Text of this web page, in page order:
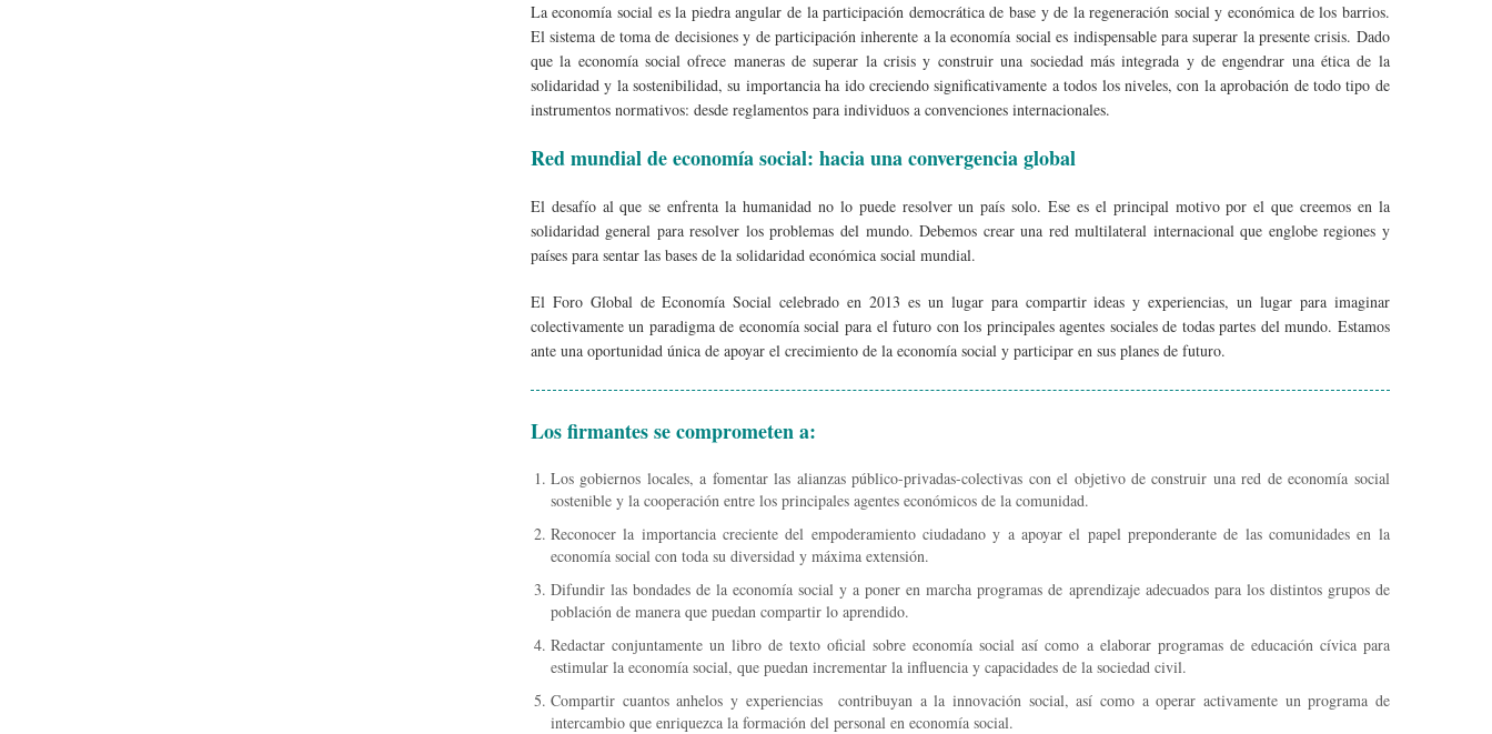
La economía social es la piedra angular de la participación democrática de base y de la regeneración social y económica de los barrios.
El sistema de toma de decisiones y de participación inherente a la economía social es indispensable para superar la presente crisis. Dado
que la economía social ofrece maneras de superar la crisis y construir una sociedad más integrada y de engendrar una ética de la
solidaridad y la sostenibilidad, su importancia ha ido creciendo significativamente a todos los niveles, con la aprobación de todo tipo de
instrumentos normativos: desde reglamentos para individuos a convenciones internacionales.
Red mundial de economía social: hacia una convergencia global
El desafío al que se enfrenta la humanidad no lo puede resolver un país solo. Ese es el principal motivo por el que creemos en la
solidaridad general para resolver los problemas del mundo. Debemos crear una red multilateral internacional que englobe regiones y
países para sentar las bases de la solidaridad económica social mundial.
El Foro Global de Economía Social celebrado en 2013 es un lugar para compartir ideas y experiencias, un lugar para imaginar
colectivamente un paradigma de economía social para el futuro con los principales agentes sociales de todas partes del mundo. Estamos
ante una oportunidad única de apoyar el crecimiento de la economía social y participar en sus planes de futuro.
Los firmantes se comprometen a:
Los gobiernos locales, a fomentar las alianzas público-privadas-colectivas con el objetivo de construir una red de economía social
sostenible y la cooperación entre los principales agentes económicos de la comunidad.
Reconocer la importancia creciente del empoderamiento ciudadano y a apoyar el papel preponderante de las comunidades en la
economía social con toda su diversidad y máxima extensión.
Difundir las bondades de la economía social y a poner en marcha programas de aprendizaje adecuados para los distintos grupos de
población de manera que puedan compartir lo aprendido.
Redactar conjuntamente un libro de texto oficial sobre economía social así como a elaborar programas de educación cívica para
estimular la economía social, que puedan incrementar la influencia y capacidades de la sociedad civil.
Compartir cuantos anhelos y experiencias contribuyan a la innovación social, así como a operar activamente un programa de
intercambio que enriquezca la formación del personal en economía social.